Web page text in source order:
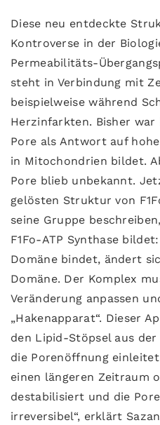
Diese neu entdeckte
Kontroverse in der
Permeabilitäts-
steht in Verbindung mit
beispielweise während
Herzinfarkten. Bisher war
Pore als Antwort auf
in Mitochondrien bildet.
Pore blieb unbekannt.
gelösten Struktur von
seine Gruppe
F1Fo-ATP Synthase
Domäne bindet, ändert
Domäne. Der Komplex
Veränderung anpassen
„Hakenapparat“. Dieser
den Lipid-Stöpsel aus
die Porenöffnung
einen längeren Zeitraum
destabilisiert und die
irreversibel“, erklärt